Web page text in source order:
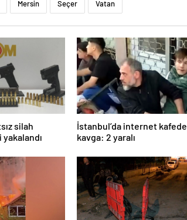
Mersin Seçer Vatan
silah
İstanbul’da internet kafede
kavga: 2 yaralı